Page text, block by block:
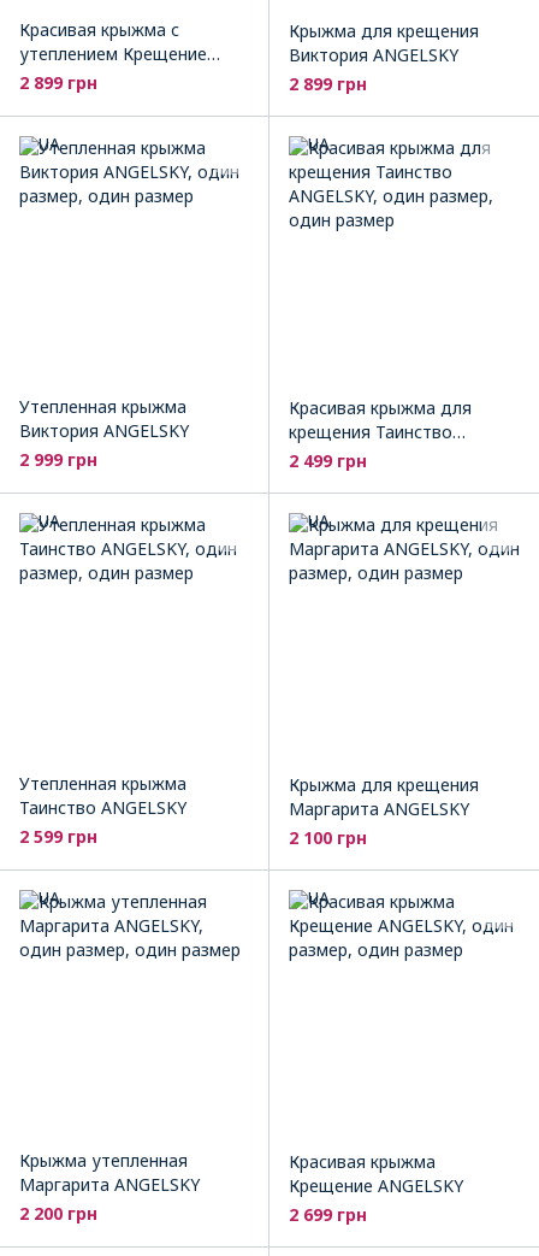
Красивая крыжма с
утеплением Крещение
ANGELSKY
2 899 грн
Крыжма для крещения
Виктория ANGELSKY
2 899 грн
Утепленная крыжма
Виктория ANGELSKY
2 999 грн
Красивая крыжма для
крещения Таинство
ANGELSKY
2 499 грн
Утепленная крыжма
Таинство ANGELSKY
2 599 грн
Крыжма для крещения
Маргарита ANGELSKY
2 100 грн
Крыжма утепленная
Маргарита ANGELSKY
2 200 грн
Красивая крыжма
Крещение ANGELSKY
2 699 грн